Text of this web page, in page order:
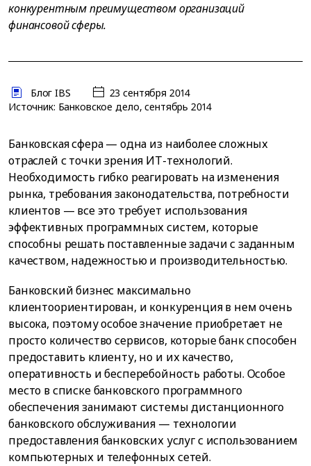
конкурентным преимуществом организаций
финансовой сферы.
Блог IBS
23 сентября 2014
Источник: Банковское дело, сентябрь 2014
Банковская сфера — одна из наиболее сложных
отраслей с точки зрения ИТ-технологий.
Необходимость гибко реагировать на изменения
рынка, требования законодательства, потребности
клиентов — все это требует использования
эффективных программных систем, которые
способны решать поставленные задачи с заданным
качеством, надежностью и производительностью.
Банковский бизнес максимально
клиентоориентирован, и конкуренция в нем очень
высока, поэтому особое значение приобретает не
просто количество сервисов, которые банк способен
предоставить клиенту, но и их качество,
оперативность и бесперебойность работы. Особое
место в списке банковского программного
обеспечения занимают системы дистанционного
банковского обслуживания — технологии
предоставления банковских услуг с использованием
компьютерных и телефонных сетей.